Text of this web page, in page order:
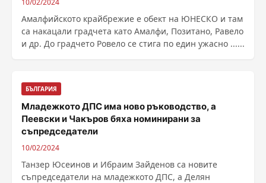
10/02/2024
Амалфийското крайбрежие е обект на ЮНЕСКО и там
са накацали градчета като Амалфи, Позитано, Равело
и др. До градчето Ровело се стига по един ужасно ......
БЪЛГАРИЯ
Младежкото ДПС има ново ръководство, а
Пеевски и Чакъров бяха номинирани за
съпредседатели
10/02/2024
Танзер Юсеинов и Ибраим Зайденов са новите
съпредседатели на младежкото ДПС, а Делян